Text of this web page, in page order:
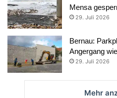
Mensa
29. Juli 2026
Bernau:
Angergang
29. Juli 2026
Mehr